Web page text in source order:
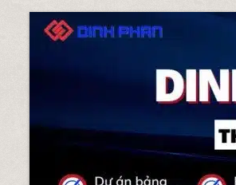
Skip to content